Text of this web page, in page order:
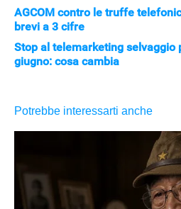
AGCOM contro le truffe
brevi a 3 cifre
Stop al telemarketing selvaggio
giugno: cosa cambia